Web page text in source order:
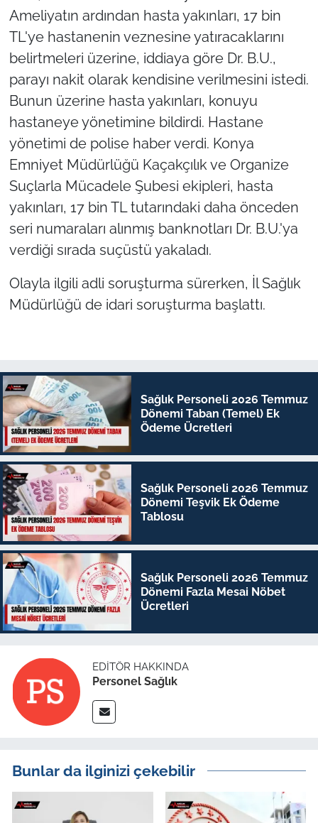
Ameliyatın ardından hasta yakınları, 17 bin
TL'ye hastanenin veznesine yatıracaklarını
belirtmeleri üzerine, iddiaya göre Dr. B.U.,
parayı nakit olarak kendisine verilmesini istedi.
Bunun üzerine hasta yakınları, konuyu
hastaneye yönetimine bildirdi. Hastane
yönetimi de polise haber verdi. Konya
Emniyet Müdürlüğü Kaçakçılık ve Organize
Suçlarla Mücadele Şubesi ekipleri, hasta
yakınları, 17 bin TL tutarındaki daha önceden
seri numaraları alınmış banknotları Dr. B.U.'ya
verdiği sırada suçüstü yakaladı.
Olayla ilgili adli soruşturma sürerken, İl Sağlık
Müdürlüğü de idari soruşturma başlattı.
Sağlık Personeli 2026 Temmuz
Dönemi Taban (Temel) Ek
Ödeme Ücretleri
Sağlık Personeli 2026 Temmuz
Dönemi Teşvik Ek Ödeme
Tablosu
Sağlık Personeli 2026 Temmuz
Dönemi Fazla Mesai Nöbet
Ücretleri
EDITÖR HAKKINDA
Personel Sağlık
Bunlar da ilginizi çekebilir